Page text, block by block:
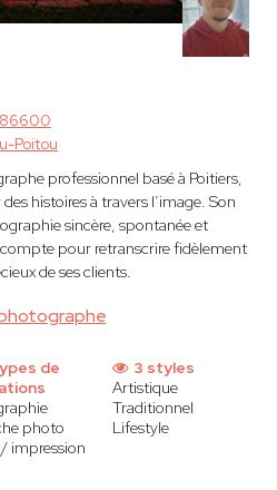
Poitou
professionnel basé à Poitiers,
histoires à travers l’image. Son
sincère, spontanée et
pour retranscrire fidèlement
de ses clients.
de
photo
impression
3 styles
Artistique
Traditionnel
Lifestyle